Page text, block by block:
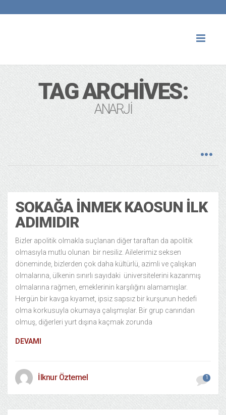
TAG ARCHIVES:
ANARJI
SOKAĞA İNMEK KAOSUN İLK
ADIMIDIR
Bizler apolitik olmakla suçlanan diğer taraftan da apolitik
olmasıyla mutlu olunan bir nesiliz. Ailelerimiz seksen
döneminde, bizlerden çok daha kültürlü, azimli ve çalışkan
olmalarına, ülkenin sınırlı sayıdaki üniversitelerini kazanmış
olmalarına rağmen, emeklerinin karşılığını alamamışlar.
Hergün bir kavga kıyamet, ipsiz sapsız bir kurşunun hedefi
olma korkusuyla okumaya çalışmışlar. Bir grup canından
olmuş, diğerleri yurt dışına kaçmak zorunda
DEVAMI
İlknur Öztemel 1